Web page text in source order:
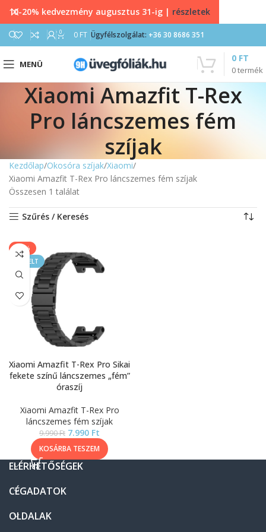
0 0 FT Ügyfélszolgálat: +36 30 8686 351
MENÜ
0termék
0 FT
Xiaomi Amazfit T-Rex
Pro láncszemes fém
szíjak
Kezdőlap Okosóra szíjak Xiaomi
Xiaomi Amazfit T-Rex Pro láncszemes fém szíjak
Összesen 1 találat
Szűrés / Keresés
-20%
KIEMELT
Xiaomi Amazfit T-Rex Pro Sikai
fekete színű láncszemes „fém”
óraszíj
Xiaomi Amazfit T-Rex Pro
láncszemes fém szíjak
9.990Ft 7.990 Ft
KOSÁRBA TESZEM
ELÉRHETŐSÉGEK
CÉGADATOK
OLDALAK
10-20% kedvezmény augusztus 31-ig | részletek